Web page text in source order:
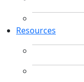
Resources